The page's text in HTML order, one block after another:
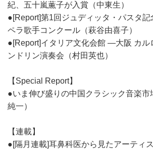
紀、五十嵐薫子が入賞（中東生）
●[Report]第1回ジュディッタ・パスタ記
ペラ歌手コンクール（萩谷由喜子）
●[Report]イタリア文化会館 ―大阪 カル
ンドリン演奏会（村田英也）
【Special Report】
●いま伸び盛りの中国クラシック音楽市
純一）
【連載】
●[隔月連載]耳鼻科医から見たアーティ